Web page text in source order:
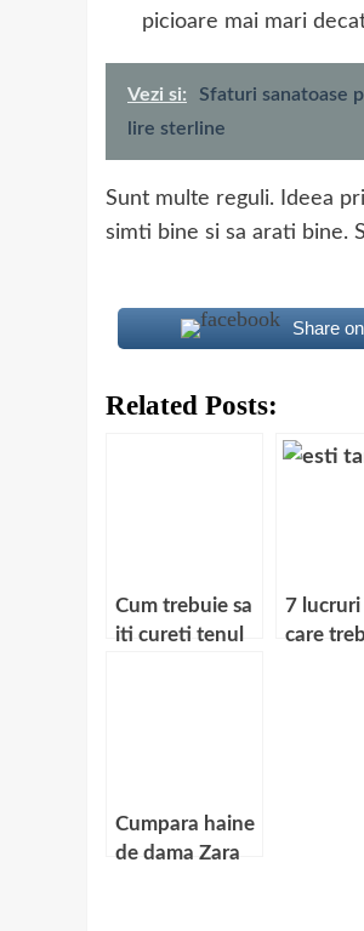
picioare mai mari
Vezi si:
Sfaturi sanatoase
lire sterline
Sunt multe reguli. Ideea
simti bine si sa arati bine.
Share
Related Posts:
Cum trebuie sa
iti cureti tenul
7 lucruri
care
Cumpara haine
de dama Zara